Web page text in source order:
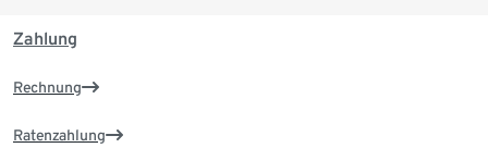
Zahlung
Rechnung
Ratenzahlung